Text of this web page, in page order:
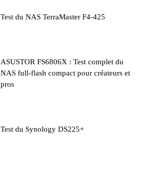
Test du NAS TerraMaster F4-425
ASUSTOR FS6806X : Test complet du
NAS full-flash compact pour créateurs et
pros
Test du Synology DS225+